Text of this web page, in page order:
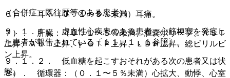
（合併症・既往歴等のある患者）
９．１．１． 虚血性心疾患のある患者：心筋梗塞を発症し
た患者が報告されている〔１１．１．１参照〕。
９．１．２． 低血糖を起こすおそれがある次の患者又は状
態。
６）． 耳：（０．１〜５％未満）耳痛。
７）． 肝臓：（０．１〜５％未満）胆嚢ポリープ、ＡＳＴ
上昇、ＡＬＴ上昇、γ−ＧＴＰ上昇、ＬＤＨ上昇、総ビリルビ
ン上昇。
８）． 循環器：（０．１〜５％未満）心拡大、動悸、心室